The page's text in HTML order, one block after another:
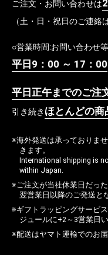
ご注文・お問い合わせは
（土・日・祝日のご連絡
○営業時間:お問い合わせ
平日9：00 ～ 17：00
平日正午までのご注
引き続き ほとんどの
※海外発送は承っておりま
きます。
International shipping is
within Japan.
※ご注文が当社休業日だっ
翌営業日以降のご発送と
※ギフトラッピングサービ
ジュールに+2～3営業日
※配送はヤマト運輸でのお届